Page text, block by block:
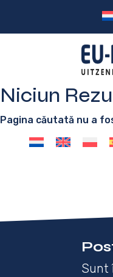
Niciun
Pagina căutată nu a
Sunt